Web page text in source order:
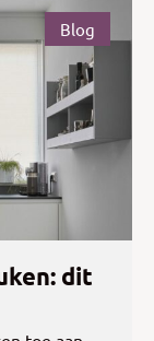
Blog
dit